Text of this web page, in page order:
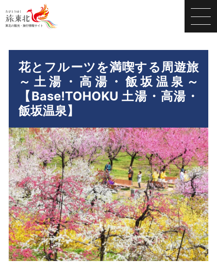
花とフルーツを満喫する周遊旅
～土湯・高湯・飯坂温泉～
【Base!TOHOKU 土湯・高湯・
飯坂温泉】